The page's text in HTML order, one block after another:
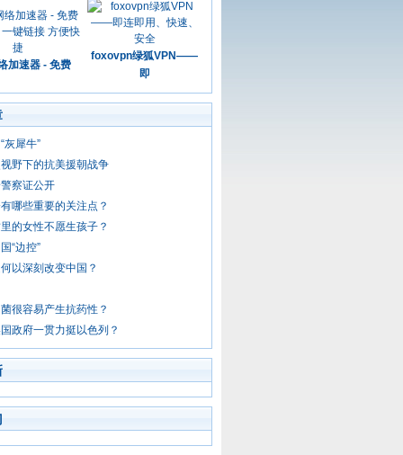
加速器 - 免费
foxovpn绿狐VPN——
即
灰犀牛”
野下的抗美援朝战争
察证公开
哪些重要的关注点？
的女性不愿生孩子？
“边控”
以深刻改变中国？
很容易产生抗药性？
政府一贯力挺以色列？